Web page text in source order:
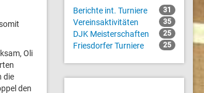
Oli
die
den
Berichte int. Turniere 31
Vereinsaktivitäten 35
DJK Meisterschaften 25
Friesdorfer Turniere 25